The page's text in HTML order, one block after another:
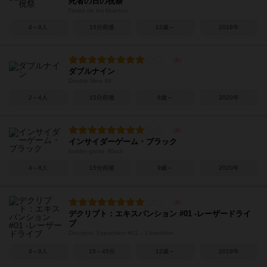
4～8人 15分前後 12歳～ 2019年
ダブルナイン
2～4人 15分前後 8歳～ 2020年
インサイダーゲーム・ブラック
4～8人 15分前後 9歳～ 2020年
デクリプト：エキスパンション #01 -レーザードライ
ブ
4～8人 15～45分 12歳～ 2019年